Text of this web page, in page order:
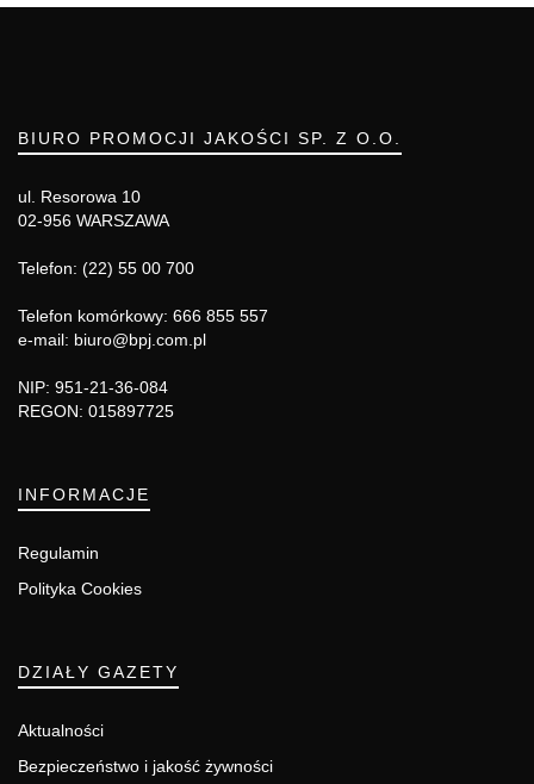
BIURO PROMOCJI JAKOŚCI SP. Z O.O.
ul. Resorowa 10
02-956 WARSZAWA
Telefon: (22) 55 00 700
Telefon komórkowy: 666 855 557
e-mail: biuro@bpj.com.pl
NIP: 951-21-36-084
REGON: 015897725
INFORMACJE
Regulamin
Polityka Cookies
DZIAŁY GAZETY
Aktualności
Bezpieczeństwo i jakość żywności